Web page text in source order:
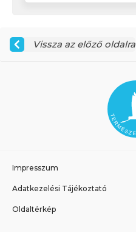
Vissza az előző oldalra
Impresszum
Adatkezelési Tájékoztató
Oldaltérkép